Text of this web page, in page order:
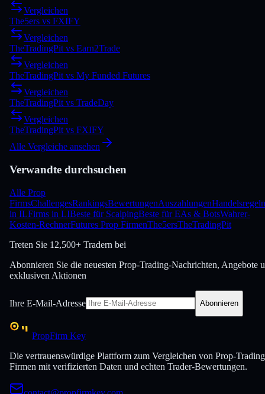
Vergleichen
The5ers vs FXIFY
Vergleichen
TheTradingPit vs Earn2Trade
Vergleichen
TheTradingPit vs My Funded Futures
Vergleichen
TheTradingPit vs TradeDay
Vergleichen
TheTradingPit vs FXIFY
Alle Vergleiche ansehen
Verwandte durchsuchen
Alle Prop
FirmsChallengesRankingsBewertungenAuszahlungenHandelsregeln
in ILFirms in LIBeste für ScalpingBeste für EAs & BotsWahrer-
Kosten-RechnerFutures Prop FirmenThe5ersTheTradingPit
Treten Sie 12,500+ Tradern bei
Abonnieren Sie die neuesten Prop-Trading-Nachrichten, Angebote
exklusiven Aktionen
Ihre E-Mail-Adresse Abonnieren
PropFirm Key
Die vertrauenswürdige Plattform zum Vergleichen von Prop-
Firmen mit verifizierten Daten und echten Trader-Bewertungen.